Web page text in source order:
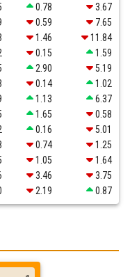
0.78
3.67
0.59
7.65
1.46
11.84
0.15
1.59
2.90
5.19
0.14
1.02
1.13
6.37
1.65
0.58
0.16
5.01
0.74
1.25
1.05
1.64
3.46
3.75
2.19 0.87